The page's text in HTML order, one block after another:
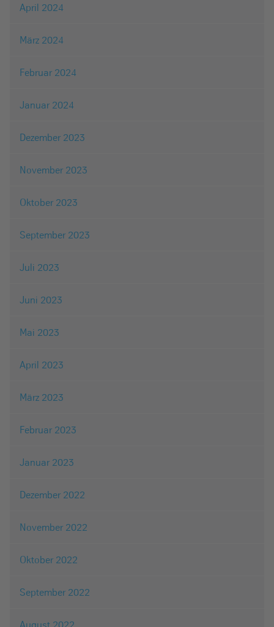
April 2024
März 2024
Februar 2024
Januar 2024
Dezember 2023
November 2023
Oktober 2023
September 2023
Juli 2023
Juni 2023
Mai 2023
April 2023
März 2023
Februar 2023
Januar 2023
Dezember 2022
November 2022
Oktober 2022
September 2022
August 2022